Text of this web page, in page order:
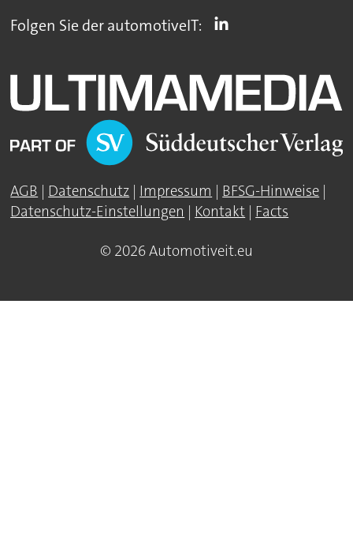
Folgen Sie der automotiveIT:
AGB | Datenschutz | Impressum | BFSG-Hinweise |
Datenschutz-Einstellungen | Kontakt | Facts
© 2026 Automotiveit.eu